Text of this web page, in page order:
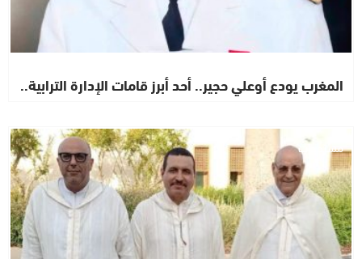
المغرب يودع أوعلي حجير.. أحد أبرز قامات الإدارة الترابية..
مستجدات